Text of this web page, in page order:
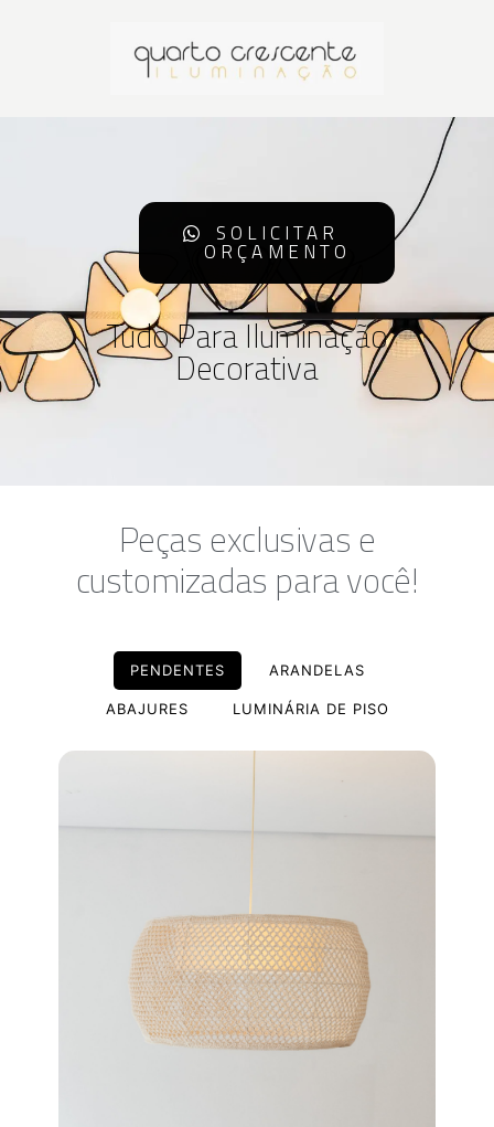
Tudo Para Iluminação
Decorativa
SOLICITAR
ORÇAMENTO
Peças exclusivas e
customizadas para você!
PENDENTES ARANDELAS
ABAJURES LUMINÁRIA DE PISO